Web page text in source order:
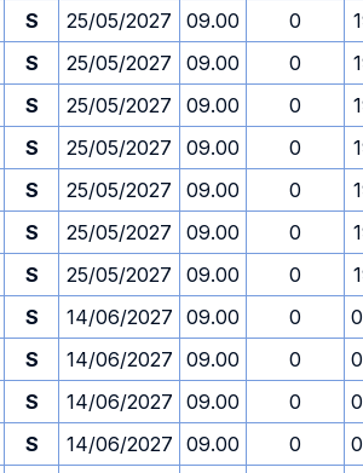
S 25/05/2027 09.00 0
S 25/05/2027 09.00 0
S 25/05/2027 09.00 0
S 25/05/2027 09.00 0
S 25/05/2027 09.00 0
S 25/05/2027 09.00 0
S 25/05/2027 09.00 0
S 14/06/2027 09.00 0
S 14/06/2027 09.00 0
S 14/06/2027 09.00 0
S 14/06/2027 09.00 0